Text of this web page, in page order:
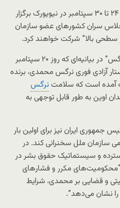
مجمع عمومی سازمان ملل از ۲۴ تا ۳۰ سپتامبر در نیویورک برگزار
سران کشورهای عضو سازمان
سطحی بالا” شرکت خواهند کرد.
“کمیته راهبری ائتلاف آزادی نرگس” در بیانیه‌ای که روز ۲۰ سپتامبر
آزادی فوری نرگس محمدی، برنده
آمده است که سلامت نرگس
اوین به طور قابل توجهی به
جمهوری ایران نیز برای اولین بار
سازمان ملل سخنرانی کند. در
و سیستماتیک حقوق بشر در
مکرر و فشارهای
و قضایی بر محمدی، شرایط
را نشان می‌دهد”.